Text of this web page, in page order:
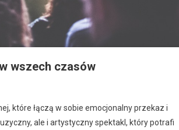
wszech czasów
które łączą w sobie emocjonalny przekaz i
ale i artystyczny spektakl, który potrafi